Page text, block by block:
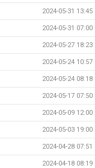
2024-05-31 13:45
2024-05-31 07:00
2024-05-27 18:23
2024-05-24 10:57
2024-05-24 08:18
2024-05-17 07:50
2024-05-09 12:00
2024-05-03 19:00
2024-04-28 07:51
2024-04-18 08:19